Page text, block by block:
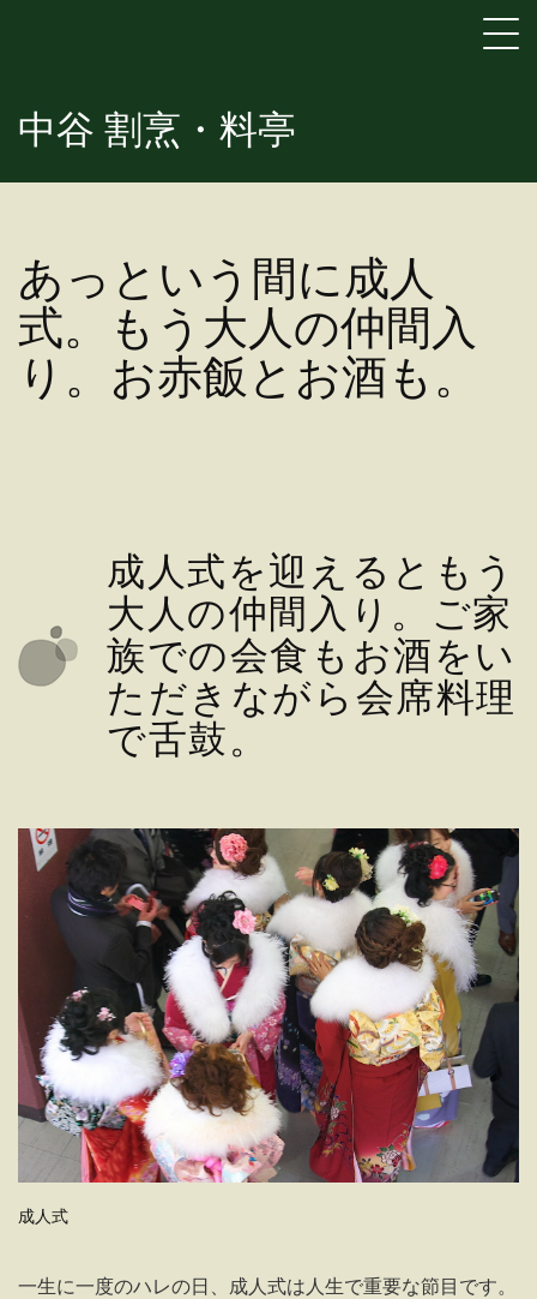
中谷 割烹・料亭
あっという間に成人
式。もう大人の仲間入
り。お赤飯とお酒も。
成人式を迎えるともう
大人の仲間入り。ご家
族での会食もお酒をい
ただきながら会席料理
で舌鼓。
成人式
一生に一度のハレの日、成人式は人生で重要な節目です。